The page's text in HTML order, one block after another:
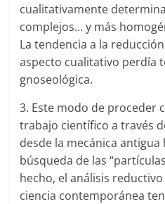
cualitativamente
complejos… y más
La tendencia a la
aspecto cualitativo perdía
gnoseológica.
3. Este modo de proceder
trabajo científico a través
desde la mecánica
búsqueda de las
hecho, el análisis
ciencia contemporánea